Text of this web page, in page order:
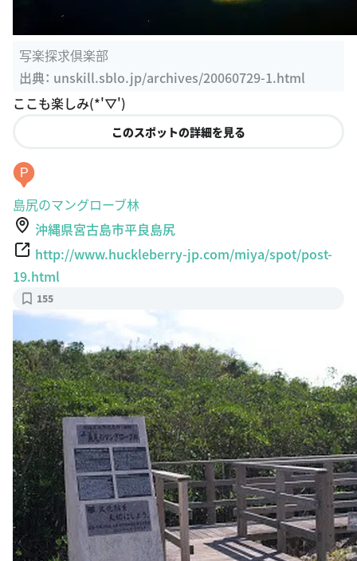
写楽探求倶楽部
出典： unskill.sblo.jp/archives/20060729-1.html
ここも楽しみ(*'▽')
このスポットの詳細を見る
P
島尻のマングローブ林
沖縄県宮古島市平良島尻
http://www.huckleberry-jp.com/miya/spot/post-
19.html
155